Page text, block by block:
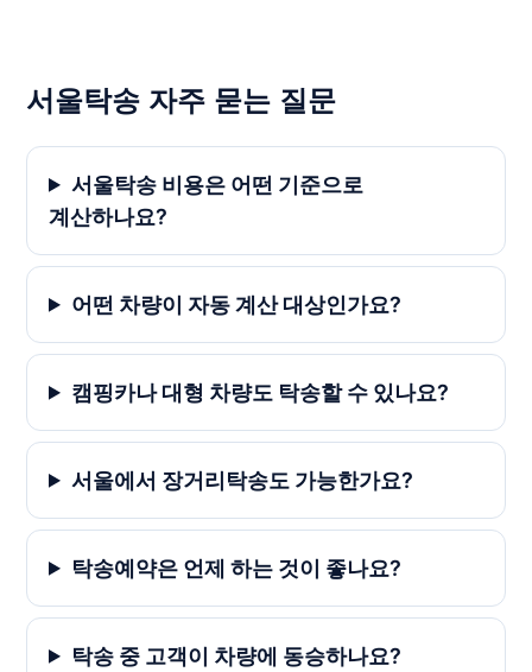
서울탁송 자주 묻는 질문
서울탁송 비용은 어떤 기준으로
계산하나요?
어떤 차량이 자동 계산 대상인가요?
캠핑카나 대형 차량도 탁송할 수 있나요?
서울에서 장거리탁송도 가능한가요?
탁송예약은 언제 하는 것이 좋나요?
탁송 중 고객이 차량에 동승하나요?